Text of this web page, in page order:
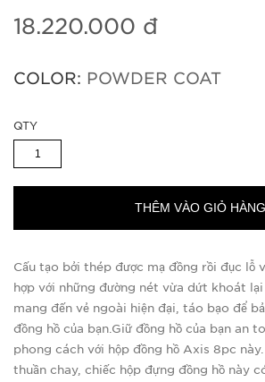
18.220.000 đ
COLOR: POWDER COAT
QTY
THÊM VÀO GIỎ HÀNG
Cấu tạo bởi thép được mạ đồng rồi đục lỗ
hợp với những đường nét vừa dứt khoát
mang đến vẻ ngoài hiện đại, táo bạo để
đồng hồ của bạn.Giữ đồng hồ của bạn an
phong cách với hộp đồng hồ Axis 8pc
thuần chay, chiếc hộp đựng đồng hồ này